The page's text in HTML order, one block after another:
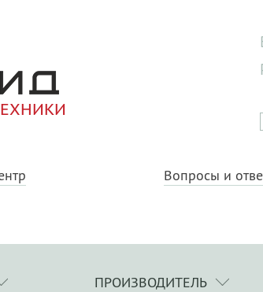
Вопросы и
ПРОИЗВОДИТЕЛЬ